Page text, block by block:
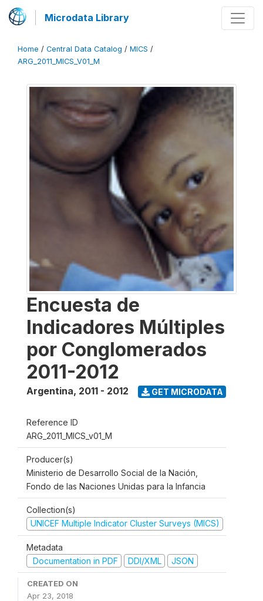
Microdata Library
Home / Central Data Catalog / MICS /
ARG_2011_MICS_V01_M
Encuesta de
Indicadores Múltiples
por Conglomerados
2011-2012
Argentina, 2011 - 2012 GET MICRODATA
Reference ID
ARG_2011_MICS_v01_M
Producer(s)
Ministerio de Desarrollo Social de la Nación,
Fondo de las Naciones Unidas para la Infancia
Collection(s)
UNICEF Multiple Indicator Cluster Surveys (MICS)
Metadata
Documentation in PDF
DDI/XML JSON
CREATED ON
Apr 23, 2018